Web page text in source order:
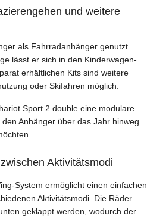
und weitere
als Fahrradanhänger genutzt
lässt er sich in den Kinderwagen-
erhältlichen Kits sind weitere
oder Skifahren möglich.
Sport 2 double eine modulare
Anhänger über das Jahr hinweg
Aktivitätsmodi
System ermöglicht einen einfachen
Aktivitätsmodi. Die Räder
geklappt werden, wodurch der